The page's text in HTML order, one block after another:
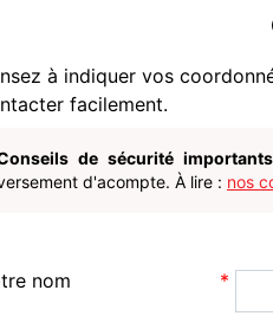
à indiquer vos
facilement.
de sécurité
d'acompte. À lire : nos
nom